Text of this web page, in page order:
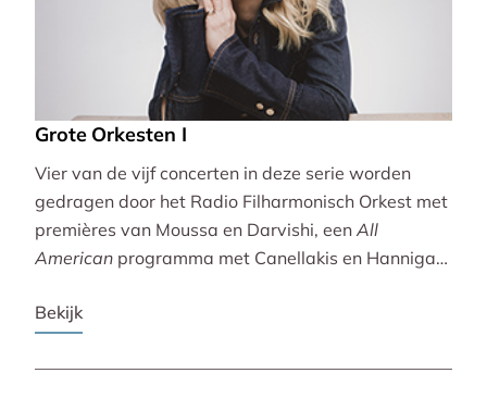
Grote Orkesten I
Vier van de vijf concerten in deze serie worden
gedragen door het Radio Filharmonisch Orkest met
premières van Moussa en Darvishi, een All
American programma met Canellakis en Hannigan
Amerikaans slagwerk.
Bekijk